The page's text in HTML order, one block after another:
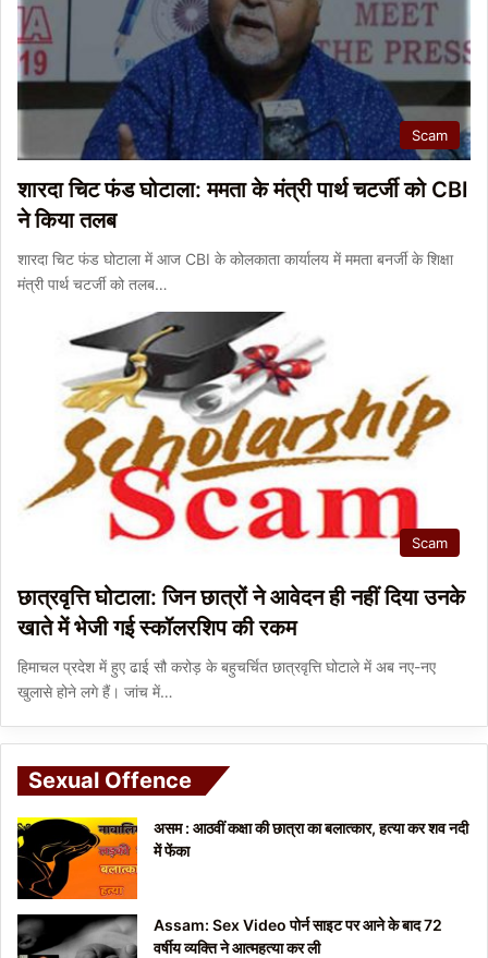
Scam
शारदा चिट फंड घोटाला: ममता के मंत्री पार्थ चटर्जी को CBI
ने किया तलब
शारदा चिट फंड घोटाला में आज CBI के कोलकाता कार्यालय में ममता बनर्जी के शिक्षा
मंत्री पार्थ चटर्जी को तलब…
Scam
छात्रवृत्ति घोटाला: जिन छात्रों ने आवेदन ही नहीं दिया उनके
खाते में भेजी गई स्कॉलरशिप की रकम
हिमाचल प्रदेश में हुए ढाई सौ करोड़ के बहुचर्चित छात्रवृत्ति घोटाले में अब नए-नए
खुलासे होने लगे हैं। जांच में…
Sexual Offence
असम : आठवीं कक्षा की छात्रा का बलात्कार, हत्या कर शव नदी
में फेंका
Assam: Sex Video पोर्न साइट पर आने के बाद 72
वर्षीय व्यक्ति ने आत्महत्या कर ली